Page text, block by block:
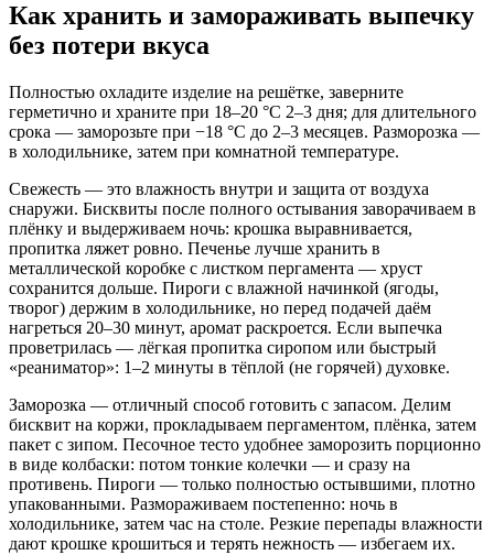
Как хранить и замораживать выпечку
без потери вкуса
Полностью охладите изделие на решётке, заверните
герметично и храните при 18–20 °C 2–3 дня; для длительного
срока — заморозьте при −18 °C до 2–3 месяцев. Разморозка —
в холодильнике, затем при комнатной температуре.
Свежесть — это влажность внутри и защита от воздуха
снаружи. Бисквиты после полного остывания заворачиваем в
плёнку и выдерживаем ночь: крошка выравнивается,
пропитка ляжет ровно. Печенье лучше хранить в
металлической коробке с листком пергамента — хруст
сохранится дольше. Пироги с влажной начинкой (ягоды,
творог) держим в холодильнике, но перед подачей даём
нагреться 20–30 минут, аромат раскроется. Если выпечка
проветрилась — лёгкая пропитка сиропом или быстрый
«реаниматор»: 1–2 минуты в тёплой (не горячей) духовке.
Заморозка — отличный способ готовить с запасом. Делим
бисквит на коржи, прокладываем пергаментом, плёнка, затем
пакет с зипом. Песочное тесто удобнее заморозить порционно
в виде колбаски: потом тонкие колечки — и сразу на
противень. Пироги — только полностью остывшими, плотно
упакованными. Размораживаем постепенно: ночь в
холодильнике, затем час на столе. Резкие перепады влажности
дают крошке крошиться и терять нежность — избегаем их.